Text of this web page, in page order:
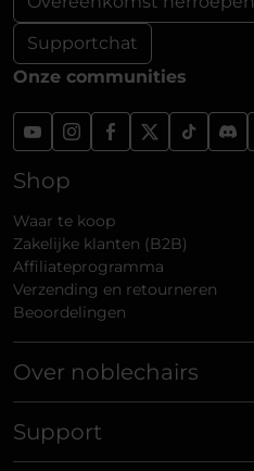
Supportchat
Onze communities
Shop
Waar te koop
Zakelijke klanten (B2B)
Affiliateprogramma
Verzending en retourneren
Beoordelingen
Over noblechairs
Support